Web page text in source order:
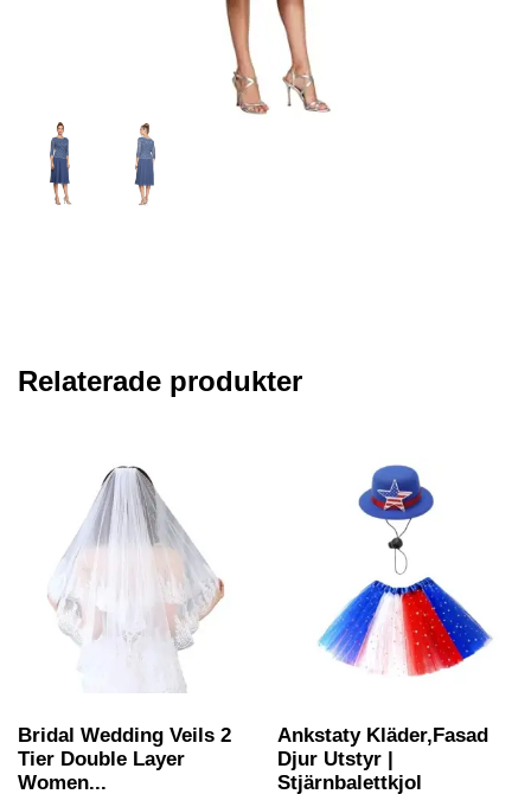
Relaterade produkter
Bridal Wedding Veils 2
Tier Double Layer
Women...
Ankstaty Kläder,Fasad
Djur Utstyr |
Stjärnbalettkjol